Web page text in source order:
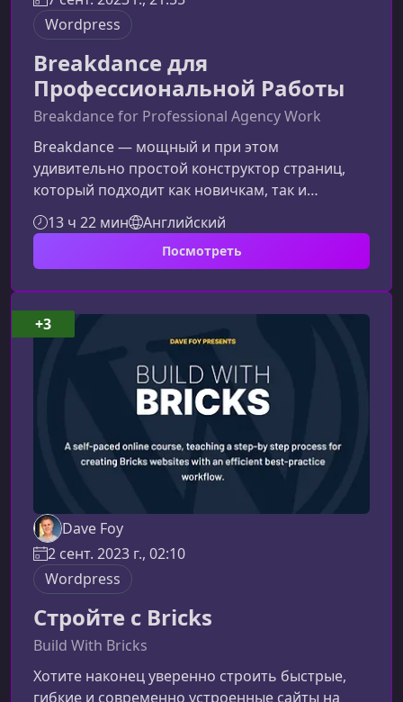
Wordpress
Breakdance для
Профессиональной Работы
Breakdance for Professional Agency Work
Breakdance — мощный и при этом
удивительно простой конструктор страниц,
который подходит как новичкам, так и
профессионалам. В данном материале вы
узнаете, чем этот инструмент выгодно
отличается от конкурентов, и почему именно
он стал оптимальным выбором для
фрилансеров и агентств, работающих по
утвержденным дизайн-макетам.Почему
Breakdance считается одним из лучших
конструкторовBreakdance сочетает удобный
интерфейс с продвинутыми возможностям
13 ч 22 мин Английский
Посмотреть
Dave Foy
2 сент. 2023 г., 02:10
Wordpress
Стройте с Bricks
Build With Bricks
Хотите наконец уверенно строить быстрые,
гибкие и современно устроенные сайты на
+3